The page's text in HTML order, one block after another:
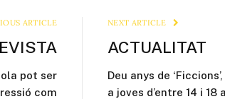
ARTICLE
pot ser
com
NEXT ARTICLE
ACTUALITAT
Deu anys de
a joves d’entre 14 i 18